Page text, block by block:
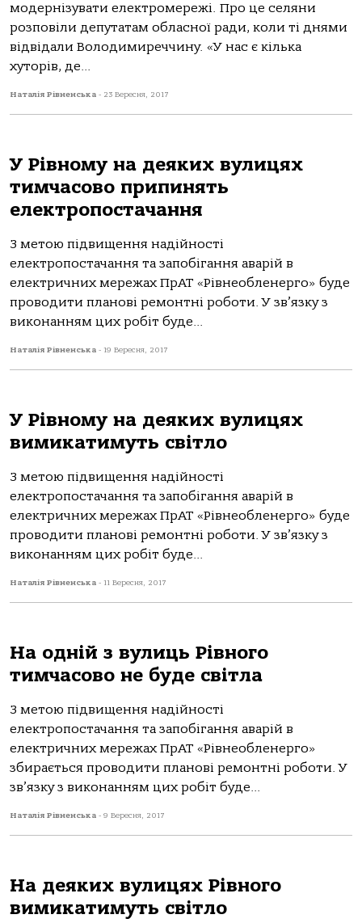
модернізувати електромережі. Про це селяни
розповіли депутатам обласної ради, коли ті днями
відвідали Володимиреччину. «У нас є кілька
хуторів, де...
Наталія Рівненська - 23 Вересня, 2017
У Рівному на деяких вулицях
тимчасово припинять
електропостачання
З метою підвищення надійності
електропостачання та запобігання аварій в
електричних мережах ПрАТ «Рівнеобленерго» буде
проводити планові ремонтні роботи. У зв’язку з
виконанням цих робіт буде...
Наталія Рівненська - 19 Вересня, 2017
У Рівному на деяких вулицях
вимикатимуть світло
З метою підвищення надійності
електропостачання та запобігання аварій в
електричних мережах ПрАТ «Рівнеобленерго» буде
проводити планові ремонтні роботи. У зв’язку з
виконанням цих робіт буде...
Наталія Рівненська - 11 Вересня, 2017
На одній з вулиць Рівного
тимчасово не буде світла
З метою підвищення надійності
електропостачання та запобігання аварій в
електричних мережах ПрАТ «Рівнеобленерго»
збирається проводити планові ремонтні роботи. У
зв’язку з виконанням цих робіт буде...
Наталія Рівненська - 9 Вересня, 2017
На деяких вулицях Рівного
вимикатимуть світло